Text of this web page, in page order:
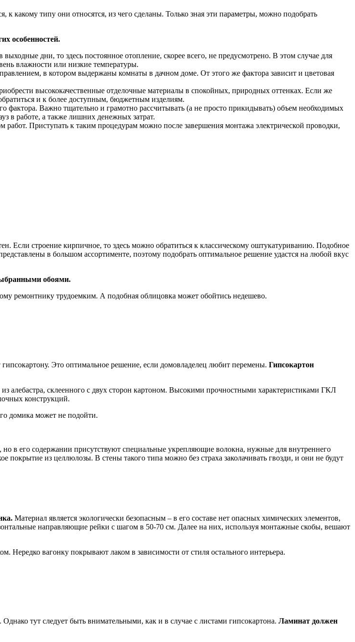
какому типу они относятся, из чего сделаны. Только зная эти параметры, можно подобрать
особенностей.
дни, то здесь постоянное отопление, скорее всего, не предусмотрено. В этом случае для
влажности или низкие температуры.
в котором выдержаны комнаты в дачном доме. От этого же фактора зависит и цветовая
высококачественные отделочные материалы в спокойных, природных оттенках. Если же
и к более доступным, бюджетным изделиям.
фактора. Важно тщательно и грамотно рассчитывать (а не просто прикидывать) объем необходимых
в работе, а также лишних денежных затрат.
Приступать к таким процедурам можно после завершения монтажа электрической проводки,
Если строение кирпичное, то здесь можно обратиться к классическому оштукатуриванию. Подобное
в большом ассортименте, поэтому подобрать оптимальное решение удастся на любой вкус
обоями.
ремонтнику трудоемким. А подобная облицовка может обойтись недешево.
Это оптимальное решение, если домовладелец любит перемены. Гипсокартон
алебастра, склеенного с двух сторон картоном. Высокими прочностными характеристиками ГКЛ
конструкций.
домика может не подойти.
но в его содержании присутствуют специальные укрепляющие волокна, нужные для внутреннего
покрытие из целлюлозы. В стены такого типа можно без страха заколачивать гвозди, и они не будут
Материал является экологически безопасным – в его составе нет опасных химических элементов,
направляющие рейки с шагом в 50-70 см. Далее на них, используя монтажные скобы, вешают
Нередко вагонку покрывают лаком в зависимости от стиля остального интерьера.
тут следует быть внимательными, как и в случае с листами гипсокартона. Ламинат должен